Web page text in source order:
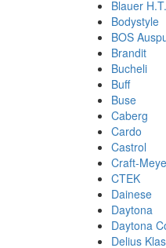
Blauer H.T.
Bodystyle
BOS
Brandit
Bucheli
Buff
Buse
Caberg
Cardo
Castrol
Craft-
CTEK
Dainese
Daytona
Daytona
Delius